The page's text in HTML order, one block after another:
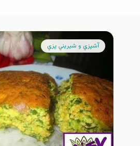
آشپزي و شيريني پزي